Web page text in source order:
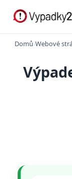
Domů›Webové